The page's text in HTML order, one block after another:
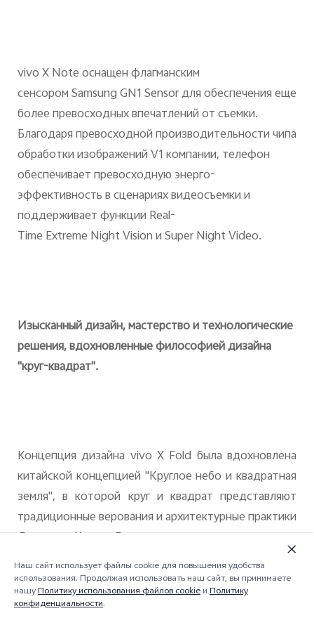
vivoXNoteоснащен флагманским
сенсоромSamsungGN1 Sensorдля обеспечения еще
более превосходных впечатлений от съемки.
Благодаря превосходной производительности чипа
обработки изображенийV1 компании, телефон
обеспечивает превосходную энерго-
эффективность в сценариях видеосъемки и
поддерживает функции Real-
Time Extreme NightVisionиSuperNightVideo.
Изысканный дизайн, мастерство и технологические
решения, вдохновленные философией дизайна
"круг-квадрат".
Концепция дизайна vivo X Fold была вдохновлена
китайской концепцией "Круглое небо и квадратная
земля", в которой круг и квадрат представляют
традиционные верования и архитектурные практики
Древнего Китая. Благодаря сочетанию элементов
квадрата и круга с непрерывным изогнутым стеклом,
материалы и текстура подчеркивают
величественный характер дизайнаvivo
Наш сайт использует файлы cookie для повышения удобства
использования. Продолжая использовать наш сайт, вы принимаете
нашуПолитику использования файлов cookieиПолитику
конфиденциальности.